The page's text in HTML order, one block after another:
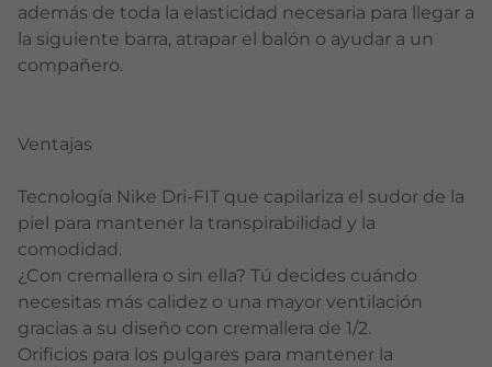
además de toda la elasticidad necesaria para llegar a
la siguiente barra, atrapar el balón o ayudar a un
compañero.
Ventajas
Tecnología Nike Dri-FIT que capilariza el sudor de la
piel para mantener la transpirabilidad y la
comodidad.
¿Con cremallera o sin ella? Tú decides cuándo
necesitas más calidez o una mayor ventilación
gracias a su diseño con cremallera de 1/2.
Orificios para los pulgares para mantener la